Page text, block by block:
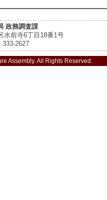
政務調査課
前寺6丁目18番1号
333-2627
Assembly. All Rights Reserved.